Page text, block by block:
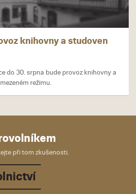
knihovny a studoven
do 30. srpna bude provoz knihovny a
režimu.
při tom zkušenosti.